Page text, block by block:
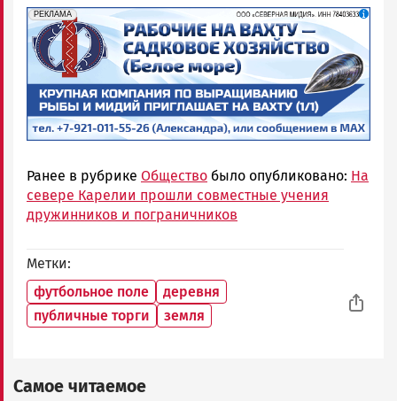
erid: 2SDnjf467GP
РЕКЛАМА
Реклама
Ранее в рубрике Общество было опубликовано: На
севере Карелии прошли совместные учения
дружинников и пограничников
Метки
футбольное поле
деревня
публичные торги
земля
Самое читаемое